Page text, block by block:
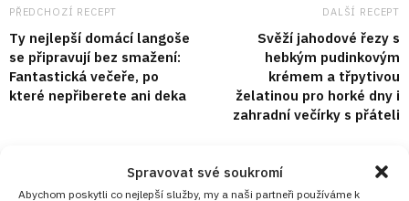
Spravovat své soukromí
Abychom poskytli co nejlepší služby, my a naši partneři používáme k
PŘEDCHOZÍ RECEPT
Ty nejlepší domácí langoše
se připravují bez smažení:
Fantastická večeře, po
které nepřiberete ani deka
DALŠÍ RECEPT
Svěží jahodové řezy s
hebkým pudinkovým
krémem a třpytivou
želatinou pro horké dny i
zahradní večírky s přáteli
VYZKOUŠEJTE TAKÉ